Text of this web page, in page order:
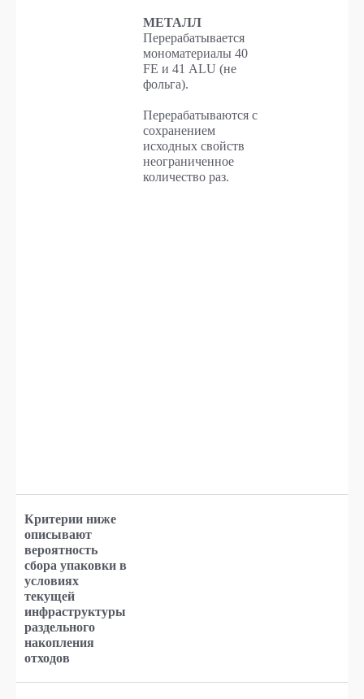
МЕТАЛЛ
Перерабатывается
мономатериалы 40
FE и 41 ALU (не
фольга).
Перерабатываются с
сохранением
исходных свойств
неограниченное
количество раз.
Критерии ниже
описывают
вероятность
сбора упаковки в
условиях
текущей
инфраструктуры
раздельного
накопления
отходов